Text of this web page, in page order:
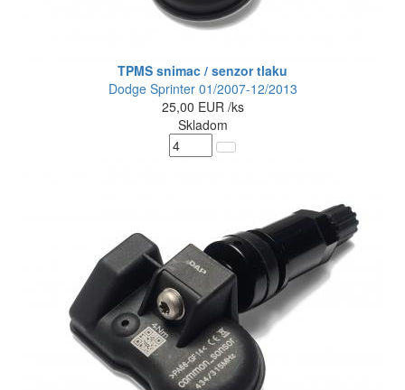
TPMS snimac / senzor tlaku
Dodge Sprinter 01/2007-12/2013
25,00 EUR /ks
Skladom